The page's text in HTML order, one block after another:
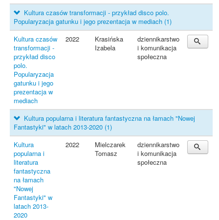
Kultura czasów transformacji - przykład disco polo.
Popularyzacja gatunku i jego prezentacja w mediach (1)
Kultura czasów
transformacji -
przykład disco
polo.
Popularyzacja
gatunku i jego
prezentacja w
mediach
2022
Krasińska
Izabela
dziennikarstwo
i komunikacja
społeczna
Kultura popularna i literatura fantastyczna na łamach "Nowej
Fantastyki" w latach 2013-2020 (1)
Kultura
popularna i
literatura
fantastyczna
na łamach
"Nowej
Fantastyki" w
latach 2013-
2020
2022
Mielczarek
Tomasz
dziennikarstwo
i komunikacja
społeczna